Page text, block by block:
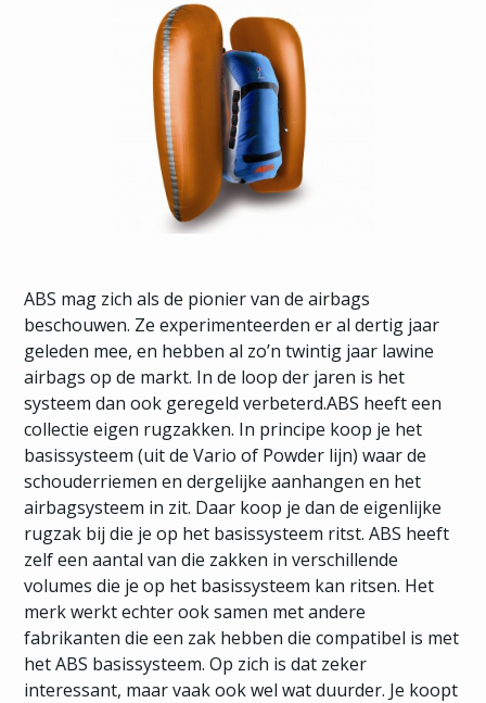
ABS mag zich als de pionier van de airbags
beschouwen. Ze experimenteerden er al dertig jaar
geleden mee, en hebben al zo’n twintig jaar lawine
airbags op de markt. In de loop der jaren is het
systeem dan ook geregeld verbeterd.ABS heeft een
collectie eigen rugzakken. In principe koop je het
basissysteem (uit de Vario of Powder lijn) waar de
schouderriemen en dergelijke aanhangen en het
airbagsysteem in zit. Daar koop je dan de eigenlijke
rugzak bij die je op het basissysteem ritst. ABS heeft
zelf een aantal van die zakken in verschillende
volumes die je op het basissysteem kan ritsen. Het
merk werkt echter ook samen met andere
fabrikanten die een zak hebben die compatibel is met
het ABS basissysteem. Op zich is dat zeker
interessant, maar vaak ook wel wat duurder. Je koopt